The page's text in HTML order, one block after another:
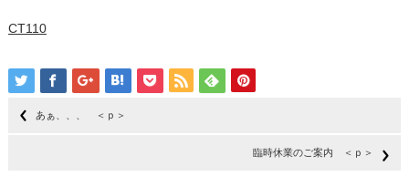
CT110
あぁ、、、 ＜ｐ＞
臨時休業のご案内 ＜ｐ＞